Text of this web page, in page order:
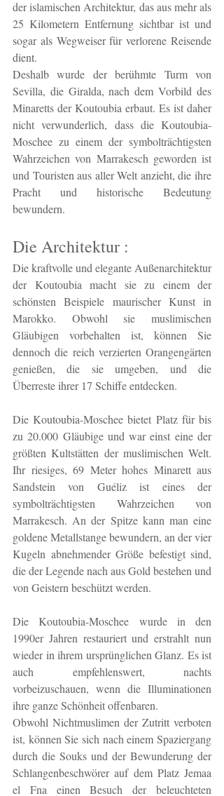
der islamischen Architektur, das aus mehr als
25 Kilometern Entfernung sichtbar ist und
sogar als Wegweiser für verlorene Reisende
dient.
Deshalb wurde der berühmte Turm von
Sevilla, die Giralda, nach dem Vorbild des
Minaretts der Koutoubia erbaut. Es ist daher
nicht verwunderlich, dass die Koutoubia-
Moschee zu einem der symbolträchtigsten
Wahrzeichen von Marrakesch geworden ist
und Touristen aus aller Welt anzieht, die ihre
Pracht und historische Bedeutung
bewundern.
Die Architektur :
Die kraftvolle und elegante Außenarchitektur
der Koutoubia macht sie zu einem der
schönsten Beispiele maurischer Kunst in
Marokko. Obwohl sie muslimischen
Gläubigen vorbehalten ist, können Sie
dennoch die reich verzierten Orangengärten
genießen, die sie umgeben, und die
Überreste ihrer 17 Schiffe entdecken.
Die Koutoubia-Moschee bietet Platz für bis
zu 20.000 Gläubige und war einst eine der
größten Kultstätten der muslimischen Welt.
Ihr riesiges, 69 Meter hohes Minarett aus
Sandstein von Guéliz ist eines der
symbolträchtigsten Wahrzeichen von
Marrakesch. An der Spitze kann man eine
goldene Metallstange bewundern, an der vier
Kugeln abnehmender Größe befestigt sind,
die der Legende nach aus Gold bestehen und
von Geistern beschützt werden.
Die Koutoubia-Moschee wurde in den
1990er Jahren restauriert und erstrahlt nun
wieder in ihrem ursprünglichen Glanz. Es ist
auch empfehlenswert, nachts
vorbeizuschauen, wenn die Illuminationen
ihre ganze Schönheit offenbaren.
Obwohl Nichtmuslimen der Zutritt verboten
ist, können Sie sich nach einem Spaziergang
durch die Souks und der Bewunderung der
Schlangenbeschwörer auf dem Platz Jemaa
el Fna einen Besuch der beleuchteten